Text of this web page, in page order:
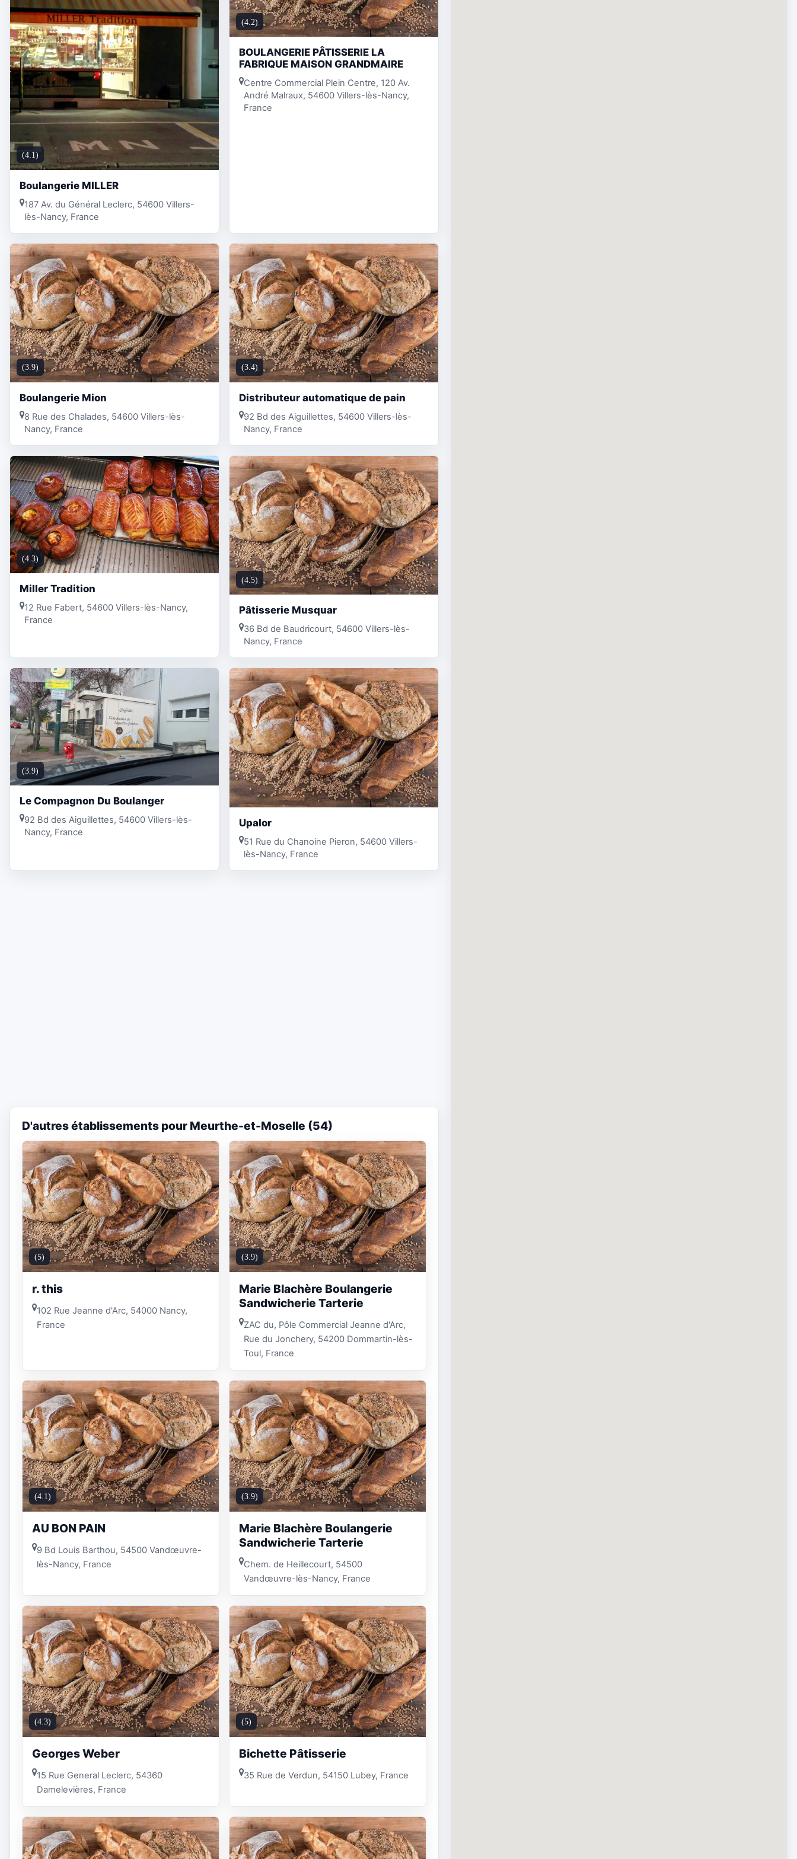
(4.1)
Boulangerie MILLER
187 Av. du Général Leclerc, 54600 Villers-
lès-Nancy, France
(4.2)
BOULANGERIE PÂTISSERIE LA
FABRIQUE MAISON GRANDMAIRE
Centre Commercial Plein Centre, 120 Av.
André Malraux, 54600 Villers-lès-Nancy,
France
(3.9)
Boulangerie Mion
8 Rue des Chalades, 54600 Villers-lès-
Nancy, France
(3.4)
Distributeur automatique de pain
92 Bd des Aiguillettes, 54600 Villers-lès-
Nancy, France
(4.3)
Miller Tradition
12 Rue Fabert, 54600 Villers-lès-Nancy,
France
(4.5)
Pâtisserie Musquar
36 Bd de Baudricourt, 54600 Villers-lès-
Nancy, France
(3.9)
Le Compagnon Du Boulanger
92 Bd des Aiguillettes, 54600 Villers-lès-
Nancy, France
Upalor
51 Rue du Chanoine Pieron, 54600 Villers-
lès-Nancy, France
D'autres établissements pour Meurthe-et-Moselle (54)
(5)
r. this
102 Rue Jeanne d'Arc, 54000 Nancy,
France
(3.9)
Marie Blachère Boulangerie
Sandwicherie Tarterie
ZAC du, Pôle Commercial Jeanne d'Arc,
Rue du Jonchery, 54200 Dommartin-lès-
Toul, France
(4.1)
AU BON PAIN
9 Bd Louis Barthou, 54500 Vandœuvre-
lès-Nancy, France
(3.9)
Marie Blachère Boulangerie
Sandwicherie Tarterie
Chem. de Heillecourt, 54500
Vandœuvre-lès-Nancy, France
(4.3)
Georges Weber
15 Rue General Leclerc, 54360
Damelevières, France
(5)
Bichette Pâtisserie
35 Rue de Verdun, 54150 Lubey, France